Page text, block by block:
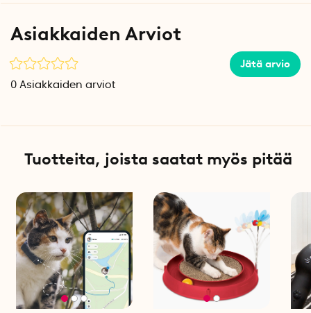
Asiakkaiden Arviot
Jätä arvio
0 Asiakkaiden arviot
Tuotteita, joista saatat myös pitää